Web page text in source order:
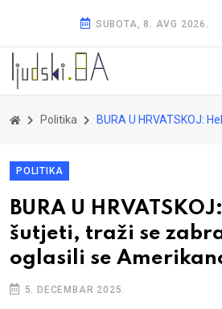
SUBOTA, 8. AVG 2026.
Politika BURA U HRVATSKOJ: Helez neće šutjeti, traži se zabrana ulaska, oglasili
POLITIKA
BURA U
šutjeti, traži se
oglasili se
5. DECEMBAR 2025.